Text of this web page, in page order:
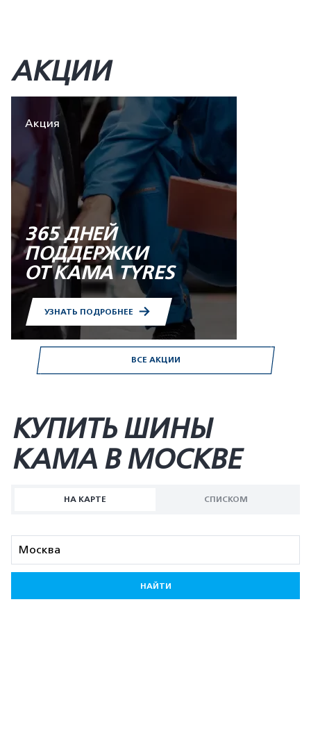
ВСЕ АКЦИИ
АКЦИИ
Акция
365 ДНЕЙ
ПОДДЕРЖКИ
ОТ KAMA TYRES
УЗНАТЬ ПОДРОБНЕЕ
КУПИТЬ ШИНЫ
KAMA В МОСКВЕ
НА КАРТЕ СПИСКОМ
НАЙТИ